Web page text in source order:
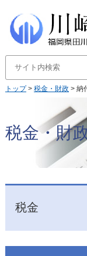
トップ> 税金・財政> 納
税金・財
税金